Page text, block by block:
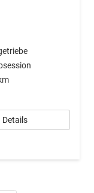
Details